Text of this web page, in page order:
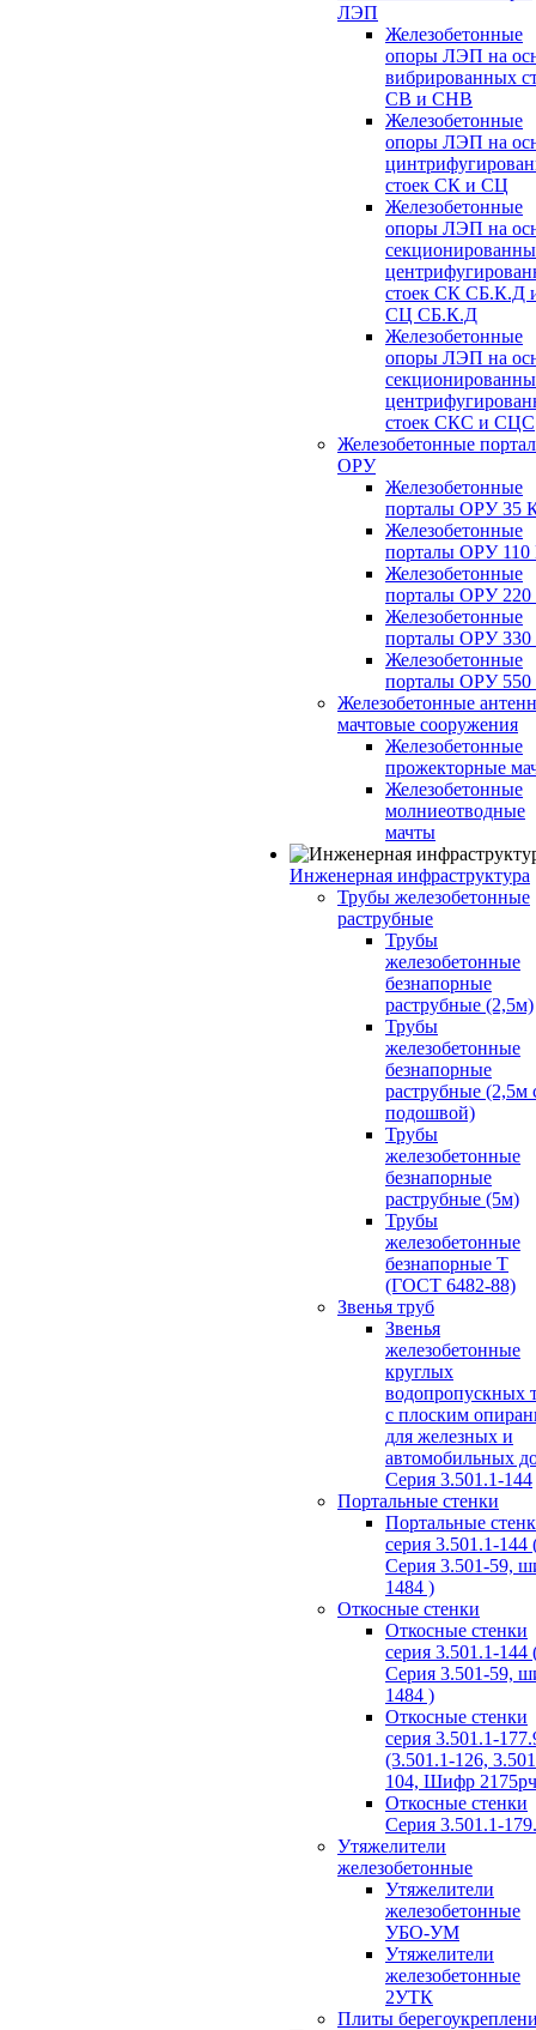
ЛЭП
Железобетонные
опоры ЛЭП на
вибрированных
СВ и СНВ
Железобетонные
опоры ЛЭП на
стоек СК и СЦ
Железобетонные
опоры ЛЭП на
стоек СК СБ.К.Д
СЦ СБ.К.Д
Железобетонные
опоры ЛЭП на
стоек СКС и СЦС
Железобетонные
ОРУ
Железобетонные
порталы ОРУ 35
Железобетонные
порталы ОРУ
Железобетонные
порталы ОРУ
Железобетонные
порталы ОРУ
Железобетонные
порталы ОРУ
Железобетонные
мачтовые сооружения
Железобетонные
прожекторные
Железобетонные
молниеотводные
мачты
Инженерная инфраструктура
Трубы железобетонные
раструбные
Трубы
железобетонные
безнапорные
раструбные (2,5м)
Трубы
железобетонные
безнапорные
раструбные (2,5м
подошвой)
Трубы
железобетонные
безнапорные
раструбные (5м)
Трубы
железобетонные
безнапорные Т
(ГОСТ 6482-88)
Звенья труб
Звенья
железобетонные
круглых
водопропускных
с плоским
для железных и
автомобильных
Серия 3.501.1-144
Портальные стенки
Портальные
серия 3.501.1-144
Серия 3.501-59,
1484 )
Откосные стенки
Откосные стенки
серия 3.501.1-144
Серия 3.501-59,
1484 )
Откосные стенки
серия 3.501.1-
(3.501.1-126,
104, Шифр
Откосные стенки
Серия 3.501.1-
Утяжелители
железобетонные
Утяжелители
железобетонные
УБО-УМ
Утяжелители
железобетонные
2УТК
Плиты